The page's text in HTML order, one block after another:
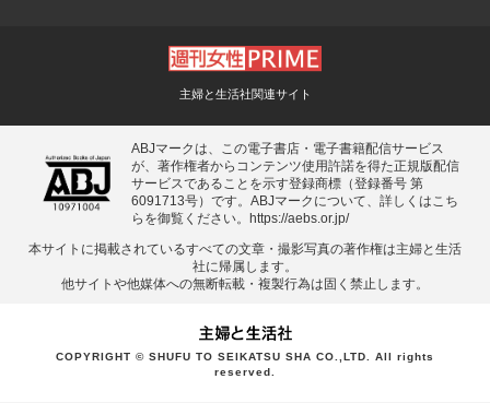
主婦と生活社関連サイト
ABJマークは、この電子書店・電子書籍配信サービス
が、著作権者からコンテンツ使用許諾を得た正規版配信
サービスであることを示す登録商標（登録番号 第
6091713号）です。ABJマークについて、詳しくはこち
らを御覧ください。 https://aebs.or.jp/
本サイトに掲載されているすべての⽂章・撮影写真の著作権は主婦と⽣活
社に帰属します。
他サイトや他媒体への無断転載・複製⾏為は固く禁⽌します。
COPYRIGHT © SHUFU TO SEIKATSU SHA CO.,LTD. All rights
reserved.